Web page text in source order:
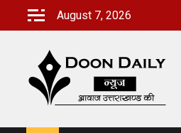
August 7, 2026